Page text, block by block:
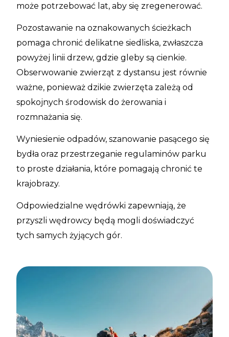
może potrzebować lat, aby się zregenerować.
Pozostawanie na oznakowanych ścieżkach
pomaga chronić delikatne siedliska, zwłaszcza
powyżej linii drzew, gdzie gleby są cienkie.
Obserwowanie zwierząt z dystansu jest równie
ważne, ponieważ dzikie zwierzęta zależą od
spokojnych środowisk do żerowania i
rozmnażania się.
Wyniesienie odpadów, szanowanie pasącego się
bydła oraz przestrzeganie regulaminów parku
to proste działania, które pomagają chronić te
krajobrazy.
Odpowiedzialne wędrówki zapewniają, że
przyszli wędrowcy będą mogli doświadczyć
tych samych żyjących gór.